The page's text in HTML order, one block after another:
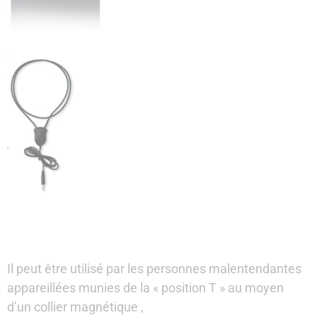
Il peut être utilisé par les personnes malentendantes
appareillées munies de la « position T » au moyen
d’un collier magnétique ,